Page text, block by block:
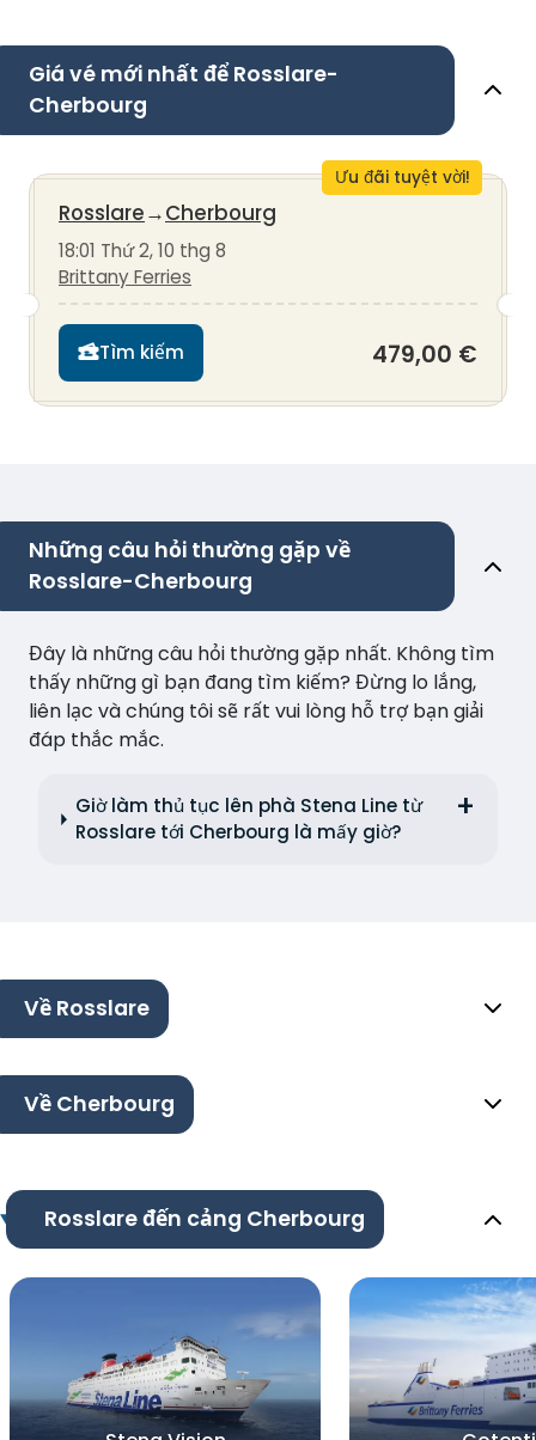
Giá vé mới nhất để Rosslare-
Cherbourg
Ưu đãi tuyệt vời!
Rosslare→Cherbourg
18:01 Thứ 2, 10 thg 8
Brittany Ferries
Tìm kiếm 479,00 €
Những câu hỏi thường gặp về
Rosslare-Cherbourg
Đây là những câu hỏi thường gặp nhất. Không tìm
thấy những gì bạn đang tìm kiếm? Đừng lo lắng,
liên lạc và chúng tôi sẽ rất vui lòng hỗ trợ bạn giải
đáp thắc mắc.
Giờ làm thủ tục lên phà Stena Line từ
Rosslare tới Cherbourg là mấy giờ?
Về Rosslare
Về Cherbourg
Rosslare đến cảng Cherbourg